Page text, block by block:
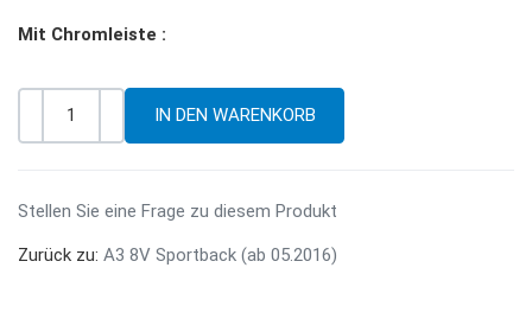
Mit Chromleiste :
Stellen Sie eine Frage zu diesem Produkt
Zurück zu: A3 8V Sportback (ab 05.2016)